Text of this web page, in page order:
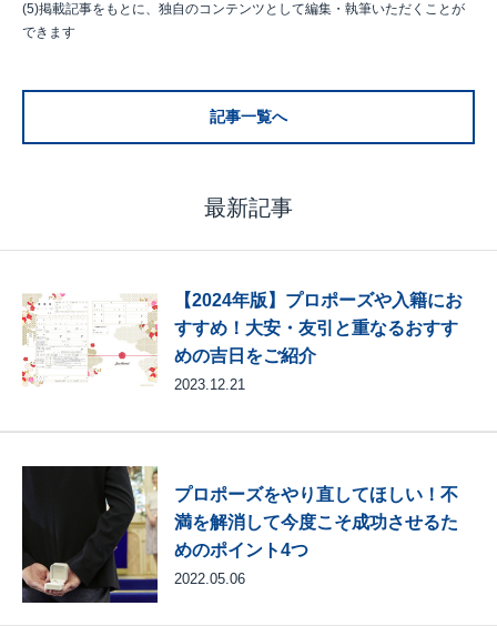
(5)掲載記事をもとに、独自のコンテンツとして編集・執筆いただくことが
できます
記事一覧へ
最新記事
【2024年版】プロポーズや入籍にお
すすめ！大安・友引と重なるおすす
めの吉日をご紹介
2023.12.21
プロポーズをやり直してほしい！不
満を解消して今度こそ成功させるた
めのポイント4つ
2022.05.06